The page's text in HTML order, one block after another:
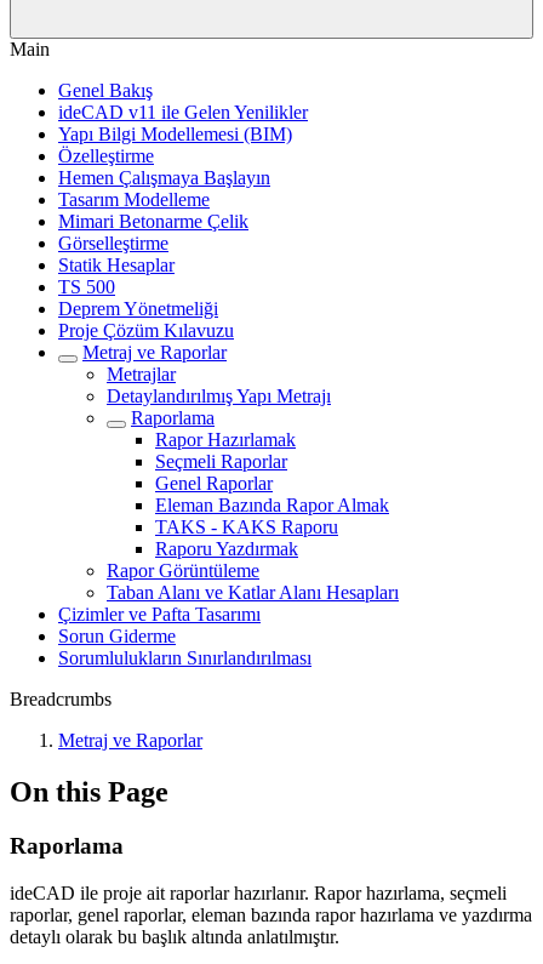
Main
Genel Bakış
ideCAD v11 ile Gelen Yenilikler
Yapı Bilgi Modellemesi (BIM)
Özelleştirme
Hemen Çalışmaya Başlayın
Tasarım Modelleme
Mimari Betonarme Çelik
Görselleştirme
Statik Hesaplar
TS 500
Deprem Yönetmeliği
Proje Çözüm Kılavuzu
Metraj ve Raporlar
Metrajlar
Detaylandırılmış Yapı Metrajı
Raporlama
Rapor Hazırlamak
Seçmeli Raporlar
Genel Raporlar
Eleman Bazında Rapor Almak
TAKS - KAKS Raporu
Raporu Yazdırmak
Rapor Görüntüleme
Taban Alanı ve Katlar Alanı Hesapları
Çizimler ve Pafta Tasarımı
Sorun Giderme
Sorumlulukların Sınırlandırılması
Breadcrumbs
Metraj ve Raporlar
On this Page
Raporlama
ideCAD ile proje ait raporlar hazırlanır. Rapor hazırlama, seçmeli
raporlar, genel raporlar, eleman bazında rapor hazırlama ve yazdırma
detaylı olarak bu başlık altında anlatılmıştır.